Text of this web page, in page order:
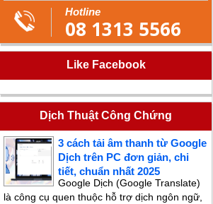
Hotline
08 1313 5566
Like Facebook
Dịch Thuật Công Chứng
3 cách tải âm thanh từ Google
Dịch trên PC đơn giản, chi
tiết, chuẩn nhất 2025
Google Dịch (Google Translate)
là công cụ quen thuộc hỗ trợ dịch ngôn ngữ,